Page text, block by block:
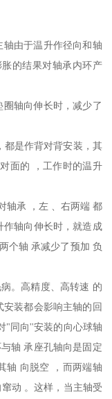
由于温升作径向和轴
的结果对轴承内环产
轴向伸长时，减少了
都是作背对背安装，其
面的 ，工作时的温升
轴承 ，左 、右两端 都
作轴向伸长时，就造成
个轴 承减少了预加 负
。高精度、高转速 的
装都会影响主轴的回
"同向''安装的向心球轴
轴 承座孔轴向是固定
轴 向脱空 ，而两端轴
动 。这样，当主轴受